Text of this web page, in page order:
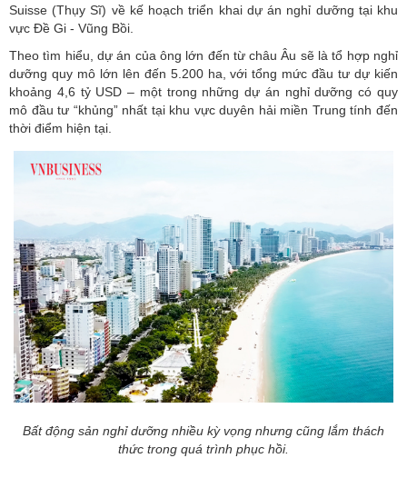
Suisse (Thụy Sĩ) về kế hoạch triển khai dự án nghỉ dưỡng tại khu
vực Đề Gi - Vũng Bồi.
Theo tìm hiểu, dự án của ông lớn đến từ châu Âu sẽ là tổ hợp nghỉ
dưỡng quy mô lớn lên đến 5.200 ha, với tổng mức đầu tư dự kiến
khoảng 4,6 tỷ USD – một trong những dự án nghỉ dưỡng có quy
mô đầu tư “khủng” nhất tại khu vực duyên hải miền Trung tính đến
thời điểm hiện tại.
Bất động sản nghỉ dưỡng nhiều kỳ vọng nhưng cũng lắm thách
thức trong quá trình phục hồi.